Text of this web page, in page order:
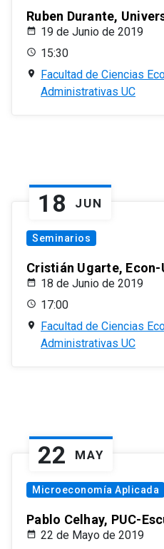
Ruben Durante,
19 de Junio de 2019
15:30
Facultad de Ciencias
Administrativas UC
18 JUN
Seminarios
Cristián Ugarte, Econ-
18 de Junio de 2019
17:00
Facultad de Ciencias
Administrativas UC
22 MAY
Microeconomía Aplicada
Pablo Celhay, PUC-
22 de Mayo de 2019